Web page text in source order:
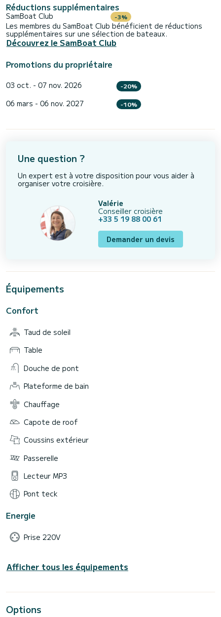
Réductions supplémentaires
SamBoat Club -3%
Les membres du SamBoat Club bénéficient de réductions
supplémentaires sur une sélection de bateaux.
Découvrez le SamBoat Club
Promotions du propriétaire
03 oct. - 07 nov. 2026 -20%
06 mars - 06 nov. 2027 -10%
Une question ?
Un expert est à votre disposition pour vous aider à
organiser votre croisière.
Valérie
Conseiller croisière
+33 5 19 88 00 61
Demander un devis
Équipements
Confort
Taud de soleil
Table
Douche de pont
Plateforme de bain
Chauffage
Capote de roof
Coussins extérieur
Passerelle
Lecteur MP3
Pont teck
Energie
Prise 220V
Afficher tous les équipements
Options